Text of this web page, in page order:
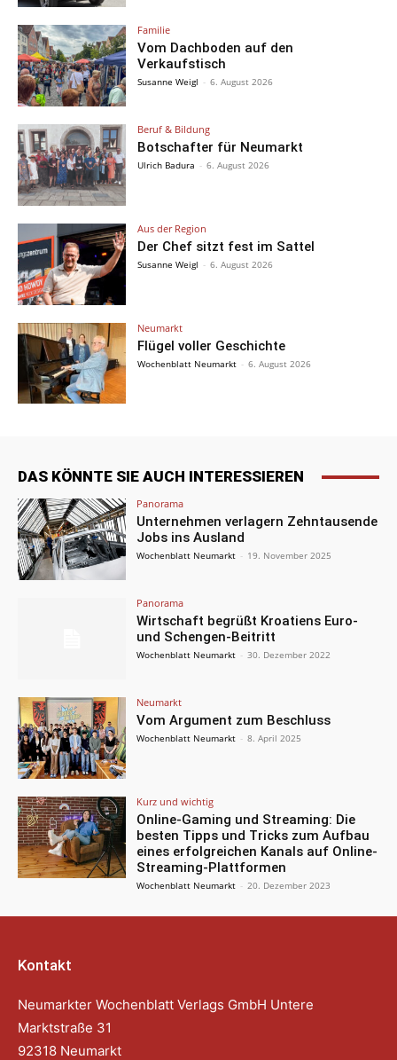
Familie
Vom Dachboden auf den
Verkaufstisch
Susanne Weigl - 6. August 2026
Beruf & Bildung
Botschafter für Neumarkt
Ulrich Badura - 6. August 2026
Aus der Region
Der Chef sitzt fest im Sattel
Susanne Weigl - 6. August 2026
Neumarkt
Flügel voller Geschichte
Wochenblatt Neumarkt - 6. August 2026
DAS KÖNNTE SIE AUCH INTERESSIEREN
Panorama
Unternehmen verlagern Zehntausende
Jobs ins Ausland
Wochenblatt Neumarkt - 19. November 2025
Panorama
Wirtschaft begrüßt Kroatiens Euro-
und Schengen-Beitritt
Wochenblatt Neumarkt - 30. Dezember 2022
Neumarkt
Vom Argument zum Beschluss
Wochenblatt Neumarkt - 8. April 2025
Kurz und wichtig
Online-Gaming und Streaming: Die
besten Tipps und Tricks zum Aufbau
eines erfolgreichen Kanals auf Online-
Streaming-Plattformen
Wochenblatt Neumarkt - 20. Dezember 2023
Kontakt
Neumarkter Wochenblatt Verlags GmbH Untere
Marktstraße 31
92318 Neumarkt